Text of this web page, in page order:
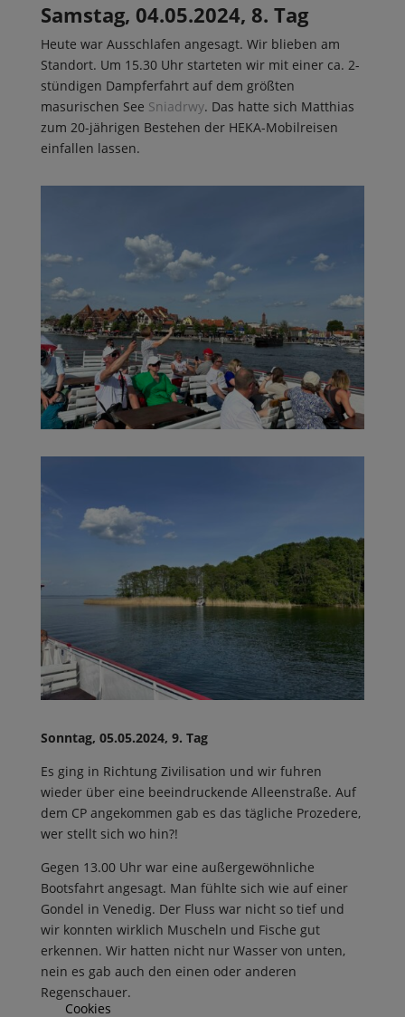
Samstag, 04.05.2024, 8. Tag
Heute war Ausschlafen angesagt. Wir blieben am
Standort. Um 15.30 Uhr starteten wir mit einer ca. 2-
stündigen Dampferfahrt auf dem größten
masurischen See Sniadrwy. Das hatte sich Matthias
zum 20-jährigen Bestehen der HEKA-Mobilreisen
einfallen lassen.
Sonntag, 05.05.2024, 9. Tag
Es ging in Richtung Zivilisation und wir fuhren
wieder über eine beeindruckende Alleenstraße. Auf
dem CP angekommen gab es das tägliche Prozedere,
wer stellt sich wo hin?!
Gegen 13.00 Uhr war eine außergewöhnliche
Bootsfahrt angesagt. Man fühlte sich wie auf einer
Gondel in Venedig. Der Fluss war nicht so tief und
wir konnten wirklich Muscheln und Fische gut
erkennen. Wir hatten nicht nur Wasser von unten,
nein es gab auch den einen oder anderen
Regenschauer.
Cookies